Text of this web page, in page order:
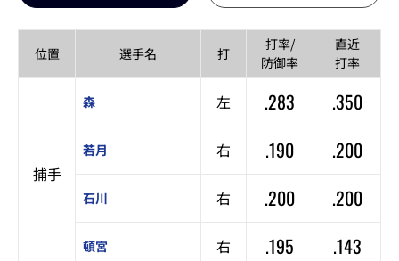
位置 選手名 打
打率/
防御率
直近
打率
捕手
森 左 .283 .350
若月 右 .190 .200
石川 右 .200 .200
頓宮 右 .195 .143